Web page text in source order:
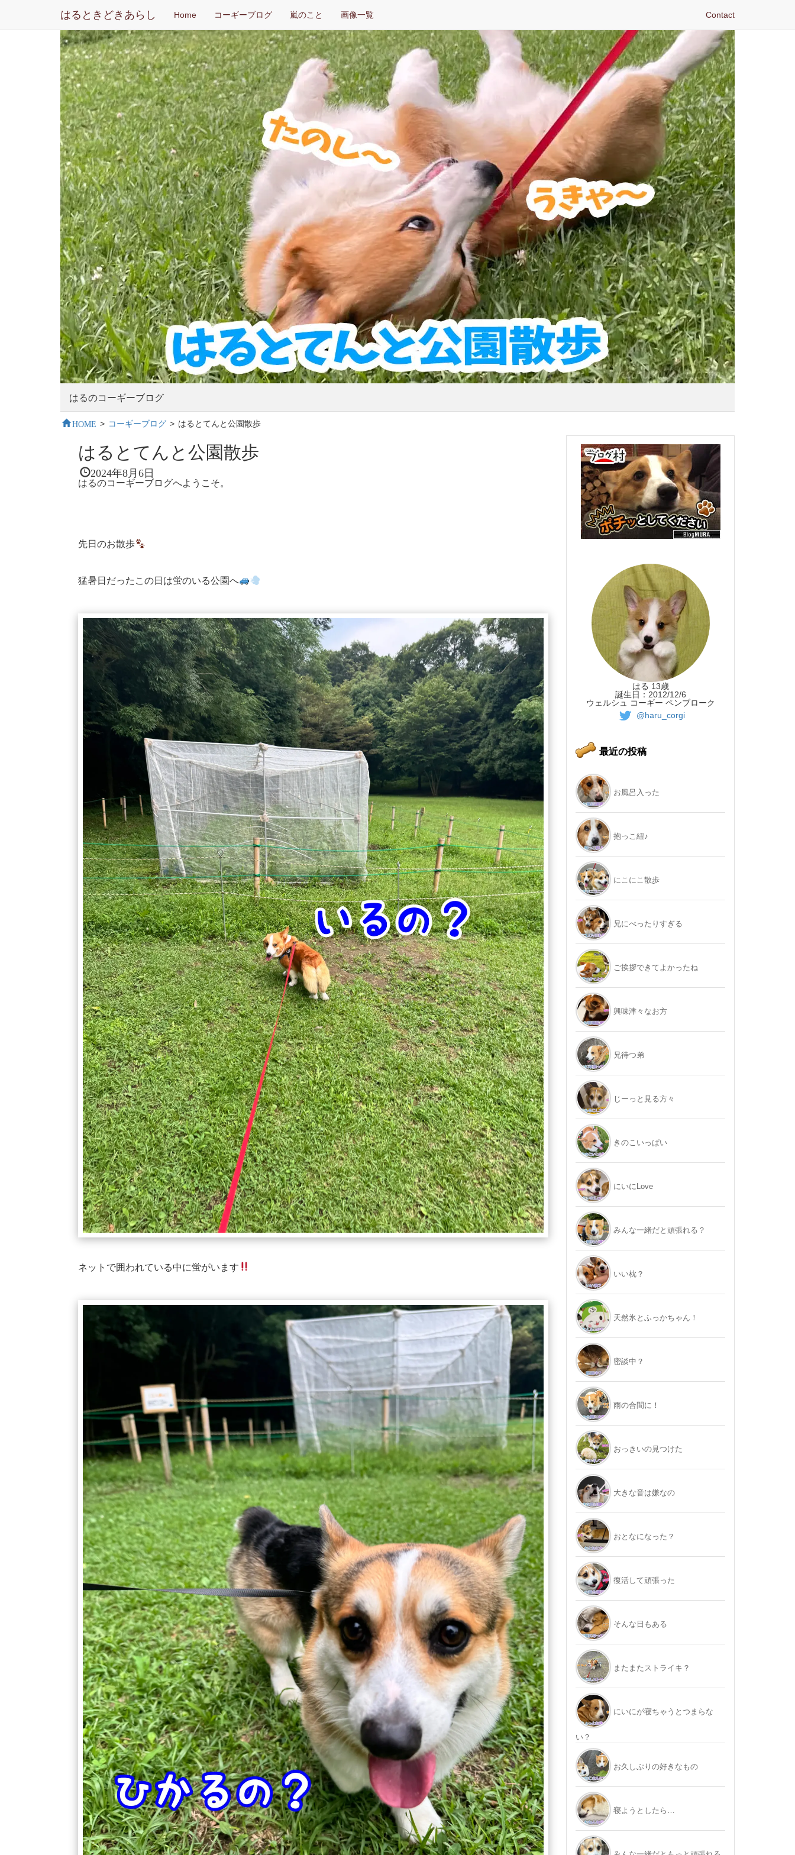
はるときどきあらし Home コーギーブログ 嵐のこと 画像一覧 Contact
はるのコーギーブログ
HOME > コーギーブログ > はるとてんと公園散歩
はるとてんと公園散歩
2024年8月6日
はるのコーギーブログへようこそ。
先日のお散歩
猛暑日だったこの日は蛍のいる公園へ
ネットで囲われている中に蛍がいます
はる 13歳
誕生日：2012/12/6
ウェルシュ コーギー ペンブローク
@haru_corgi
最近の投稿
お風呂入った
抱っこ紐♪
にこにこ散歩
兄にべったりすぎる
ご挨拶できてよかったね
興味津々なお方
兄待つ弟
じーっと見る方々
きのこいっぱい
にいにLove
みんな一緒だと頑張れる？
いい枕？
天然氷とふっかちゃん！
密談中？
雨の合間に！
おっきいの見つけた
大きな音は嫌なの
おとなになった？
復活して頑張った
そんな日もある
またまたストライキ？
にいにが寝ちゃうとつまらな
い？
お久しぶりの好きなもの
寝ようとしたら…